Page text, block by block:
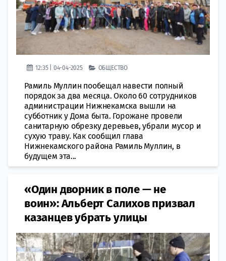
12:35 | 04-04-2025 ОБЩЕСТВО
Рамиль Муллин пообещал навести полный
порядок за два месяца. Около 60 сотрудников
администрации Нижнекамска вышли на
субботник у Дома быта. Горожане провели
санитарную обрезку деревьев, убрали мусор и
сухую траву. Как сообщил глава
Нижнекамского района Рамиль Муллин, в
будущем эта...
«Один дворник в поле — не
воин»: Альберт Салихов призвал
казанцев убрать улицы